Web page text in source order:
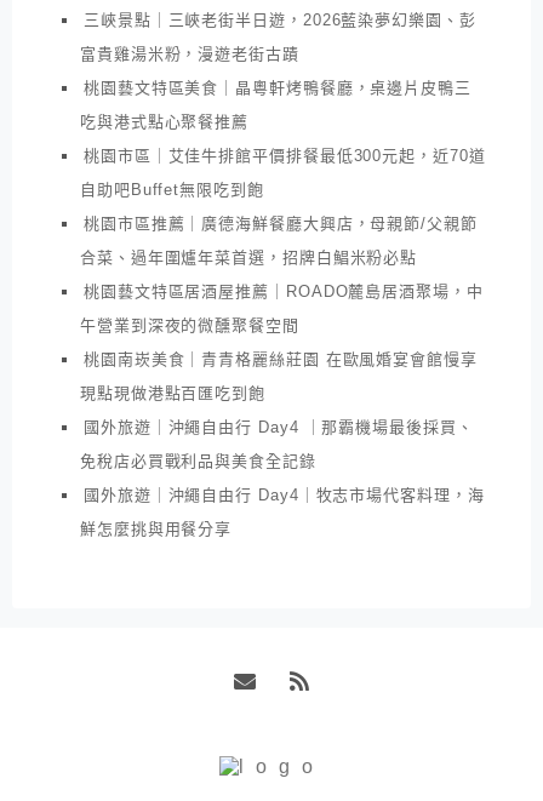
三峽景點｜三峽老街半日遊，2026藍染夢幻樂園、彭
富貴雞湯米粉，漫遊老街古蹟
桃園藝文特區美食｜晶粵軒烤鴨餐廳，桌邊片皮鴨三
吃與港式點心聚餐推薦
桃園市區｜艾佳牛排館平價排餐最低300元起，近70道
自助吧Buffet無限吃到飽
桃園市區推薦｜廣德海鮮餐廳大興店，母親節/父親節
合菜、過年圍爐年菜首選，招牌白鯧米粉必點
桃園藝文特區居酒屋推薦｜ROADO麓島居酒聚場，中
午營業到深夜的微醺聚餐空間
桃園南崁美食｜青青格麗絲莊園 在歐風婚宴會館慢享
現點現做港點百匯吃到飽
國外旅遊｜沖繩自由行 Day4 ｜那霸機場最後採買、
免稅店必買戰利品與美食全記錄
國外旅遊｜沖繩自由行 Day4｜牧志市場代客料理，海
鮮怎麼挑與用餐分享